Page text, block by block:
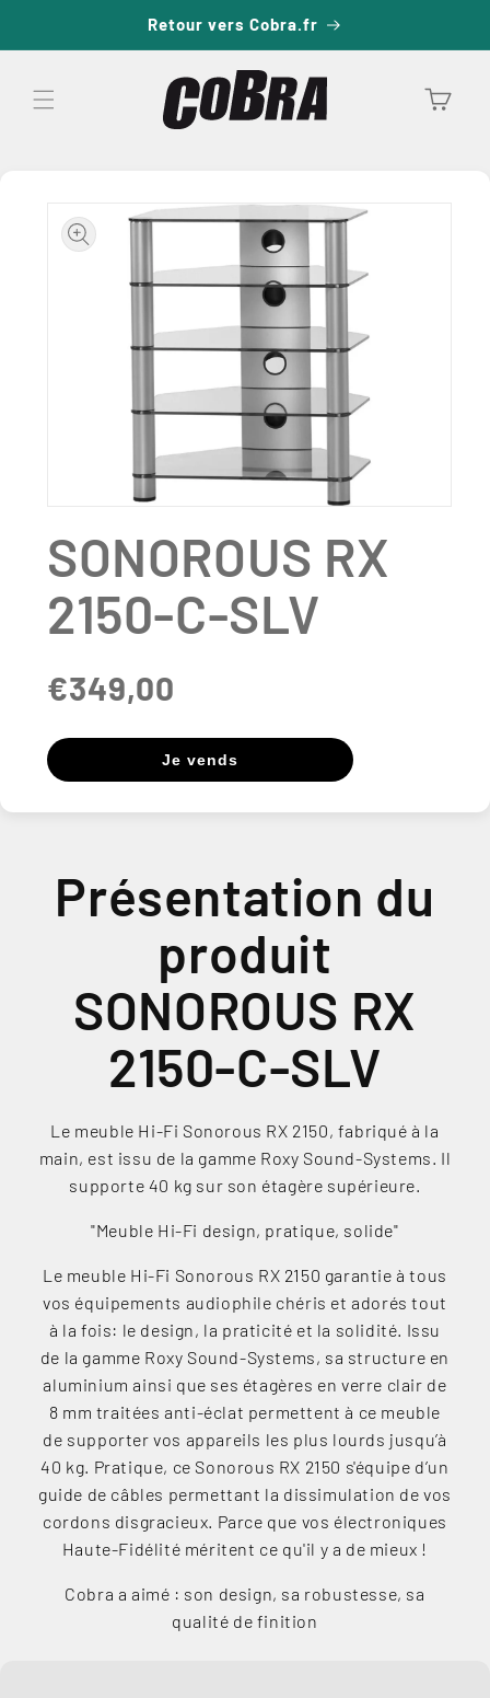
au
Retour vers Cobra.fr
Panier
informations
produits
média
1
dans
une
fenêtre
modale
SONOROUS RX
2150-C-SLV
€349,00
Je vends
Présentation du
produit
SONOROUS RX
2150-C-SLV
Le meuble Hi-Fi Sonorous RX 2150, fabriqué à la
main, est issu de la gamme Roxy Sound-Systems. Il
supporte 40 kg sur son étagère supérieure.
"Meuble Hi-Fi design, pratique, solide"
Le meuble Hi-Fi Sonorous RX 2150 garantie à tous
vos équipements audiophile chéris et adorés tout
à la fois: le design, la praticité et la solidité. Issu
de la gamme Roxy Sound-Systems, sa structure en
aluminium ainsi que ses étagères en verre clair de
8 mm traitées anti-éclat permettent à ce meuble
de supporter vos appareils les plus lourds jusqu’à
40 kg. Pratique, ce Sonorous RX 2150 s'équipe d’un
guide de câbles permettant la dissimulation de vos
cordons disgracieux. Parce que vos électroniques
Haute-Fidélité méritent ce qu'il y a de mieux !
Cobra a aimé : son design, sa robustesse, sa
qualité de finition